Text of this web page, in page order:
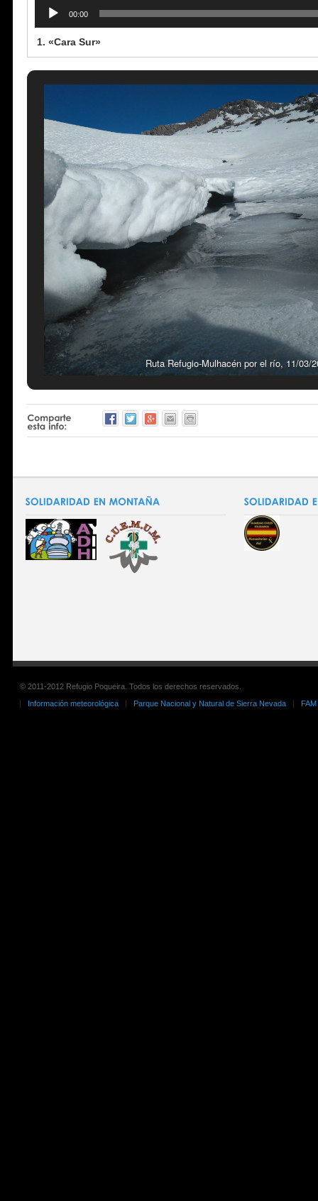
00:00
1. «Cara Sur»
Ruta Refugio-Mulhacén por el río, 11/03/
© 2011-2012 Refugio Poqueira. Todos los derechos reservados.
Información meteorológica
Parque Nacional y Natural de Sierra Nevada FAM